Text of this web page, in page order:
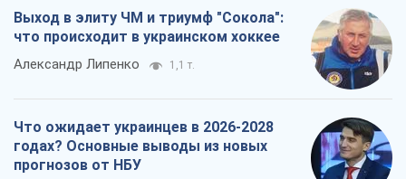
Выход в элиту ЧМ и триумф "Сокола":
что происходит в украинском хоккее
Александр Липенко 1,1 т.
Что ожидает украинцев в 2026-2028
годах? Основные выводы из новых
прогнозов от НБУ